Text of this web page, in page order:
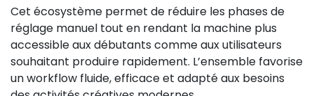
Cet écosystème permet de réduire les phases de
réglage manuel tout en rendant la machine plus
accessible aux débutants comme aux utilisateurs
souhaitant produire rapidement. L’ensemble favorise
un workflow fluide, efficace et adapté aux besoins